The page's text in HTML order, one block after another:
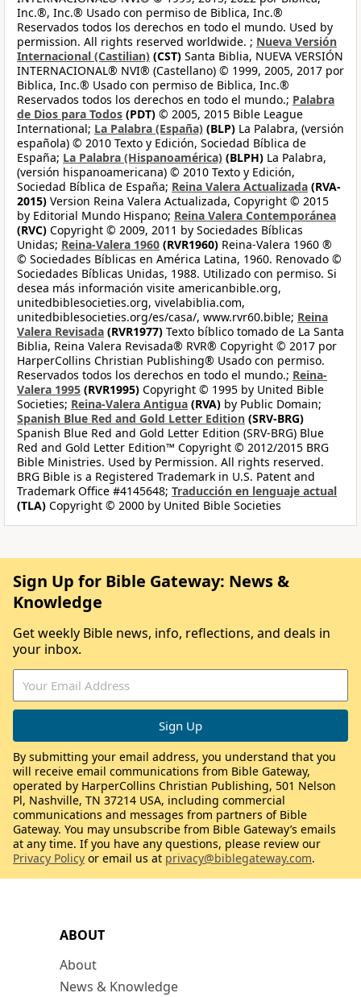
Inc.®, Inc.® Usado con permiso de Biblica, Inc.®
Reservados todos los derechos en todo el mundo. Used by
permission. All rights reserved worldwide. ; Nueva Versión
Internacional (Castilian) (CST) Santa Biblia, NUEVA VERSIÓN
INTERNACIONAL® NVI® (Castellano) © 1999, 2005, 2017 por
Biblica, Inc.® Usado con permiso de Biblica, Inc.®
Reservados todos los derechos en todo el mundo.; Palabra
de Dios para Todos (PDT) © 2005, 2015 Bible League
International; La Palabra (España) (BLP) La Palabra, (versión
española) © 2010 Texto y Edición, Sociedad Bíblica de
España; La Palabra (Hispanoamérica) (BLPH) La Palabra,
(versión hispanoamericana) © 2010 Texto y Edición,
Sociedad Bíblica de España; Reina Valera Actualizada (RVA-
2015) Version Reina Valera Actualizada, Copyright © 2015
by Editorial Mundo Hispano; Reina Valera Contemporánea
(RVC) Copyright © 2009, 2011 by Sociedades Bíblicas
Unidas; Reina-Valera 1960 (RVR1960) Reina-Valera 1960 ®
© Sociedades Bíblicas en América Latina, 1960. Renovado ©
Sociedades Bíblicas Unidas, 1988. Utilizado con permiso. Si
desea más información visite americanbible.org,
unitedbiblesocieties.org, vivelabiblia.com,
unitedbiblesocieties.org/es/casa/, www.rvr60.bible; Reina
Valera Revisada (RVR1977) Texto bíblico tomado de La Santa
Biblia, Reina Valera Revisada® RVR® Copyright © 2017 por
HarperCollins Christian Publishing® Usado con permiso.
Reservados todos los derechos en todo el mundo.; Reina-
Valera 1995 (RVR1995) Copyright © 1995 by United Bible
Societies; Reina-Valera Antigua (RVA) by Public Domain;
Spanish Blue Red and Gold Letter Edition (SRV-BRG)
Spanish Blue Red and Gold Letter Edition (SRV-BRG) Blue
Red and Gold Letter Edition™ Copyright © 2012/2015 BRG
Bible Ministries. Used by Permission. All rights reserved.
BRG Bible is a Registered Trademark in U.S. Patent and
Trademark Office #4145648; Traducción en lenguaje actual
(TLA) Copyright © 2000 by United Bible Societies
ABOUT
About
News & Knowledge
Sign Up for Bible Gateway: News &
Knowledge
Get weekly Bible news, info, reflections, and deals in
your inbox.
By submitting your email address, you understand that you
will receive email communications from Bible Gateway,
operated by HarperCollins Christian Publishing, 501 Nelson
Pl, Nashville, TN 37214 USA, including commercial
communications and messages from partners of Bible
Gateway. You may unsubscribe from Bible Gateway’s emails
at any time. If you have any questions, please review our
Privacy Policy or email us at privacy@biblegateway.com.